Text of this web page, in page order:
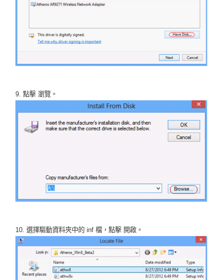
9. 點擊 瀏覽。
10. 選擇驅動資料夾中的 inf 檔，點擊 開啟。